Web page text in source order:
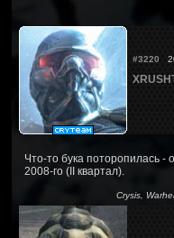
#3220
Что-то бука поторопилась
2008-го (II квартал).
Crysis,